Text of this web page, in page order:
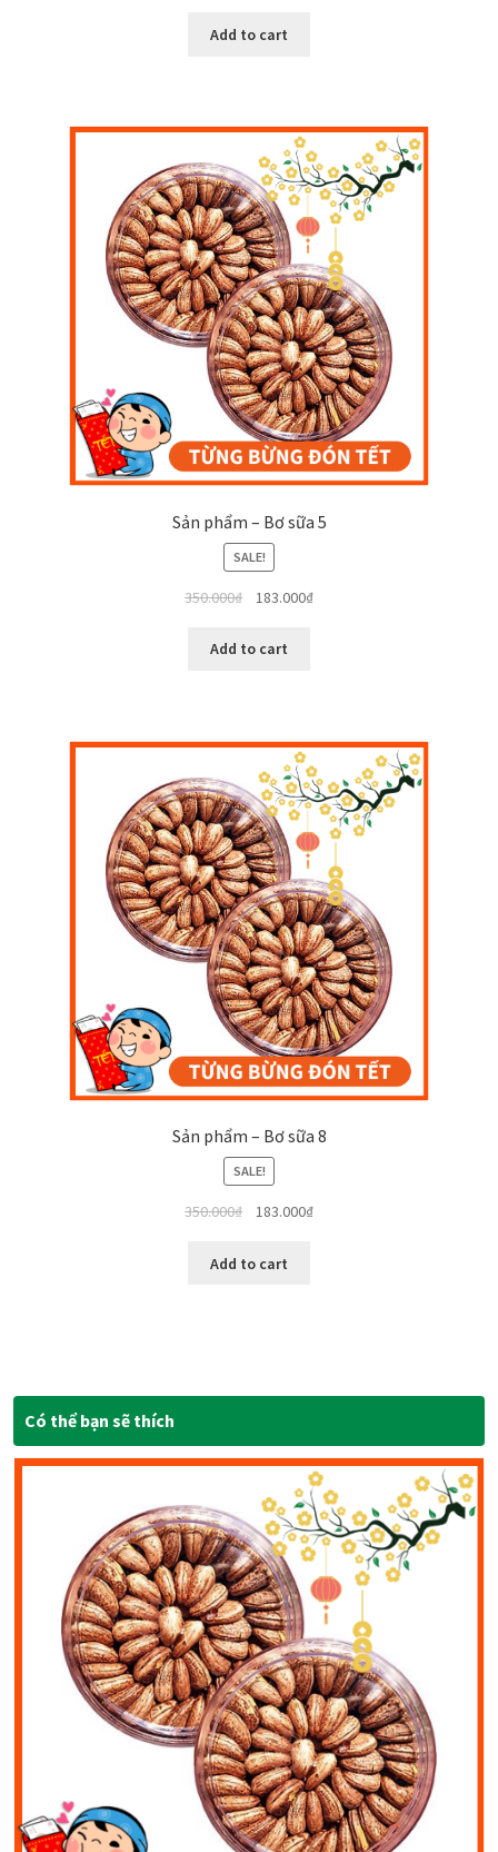
Add to cart
Sản phẩm – Bơ sữa 5
SALE!
350.000₫ 183.000₫
Add to cart
Sản phẩm – Bơ sữa 8
SALE!
350.000₫ 183.000₫
Add to cart
Có thể bạn sẽ thích